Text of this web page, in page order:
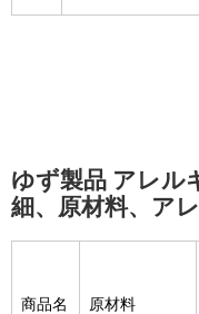
ゆず製品 アレル
細、原材料、ア
商品名 原材料